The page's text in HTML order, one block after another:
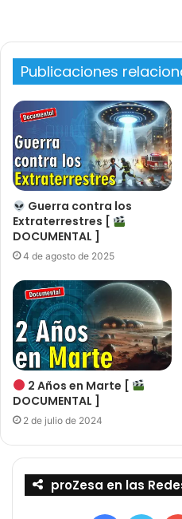
Publicaciones
Guerra contra los
Extraterrestres [
DOCUMENTAL ]
4 de agosto de 2025
2 Años en Marte [
DOCUMENTAL ]
2 de julio de 2024
proZesa en las